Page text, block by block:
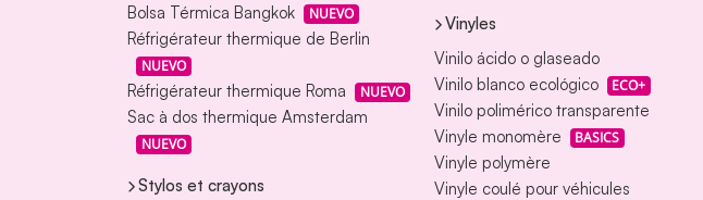
Bolsa Térmica Bangkok
NUEVO
Réfrigérateur thermique de Berlin
NUEVO
Réfrigérateur thermique Roma NUEVO
Sac à dos thermique Amsterdam
NUEVO
Stylos et crayons
Vinyles
Vinilo ácido o glaseado
Vinilo blanco ecológico
ECO+
Vinilo polimérico transparente
Vinyle monomère
BASICS
Vinyle polymère
Vinyle coulé pour véhicules